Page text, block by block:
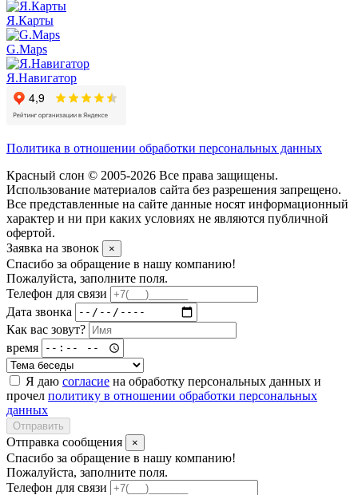
Я.Карты
G.Maps
Я.Навигатор
Политика в отношении обработки персональных данных
Красный слон © 2005-2026 Все права защищены.
Использование материалов сайта без разрешения запрещено.
Все представленные на сайте данные носят информационный
характер и ни при каких условиях не являются публичной
офертой.
Заявка на звонок
×
Спасибо за обращение в нашу компанию!
Пожалуйста, заполните поля.
Телефон для связи
Дата звонка
Как вас зовут?
время
Я даю согласие на обработку персональных данных и
прочел политику в отношении обработки персональных
данных
Отправить
Отправка сообщения ×
Спасибо за обращение в нашу компанию!
Пожалуйста, заполните поля.
Телефон для связи